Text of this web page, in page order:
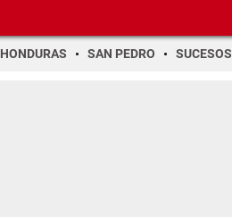
HONDURAS SAN PEDRO SUCESOS